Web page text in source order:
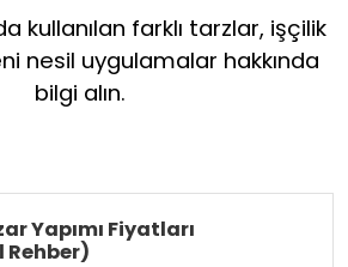
kullanılan farklı tarzlar, işçilik
nesil uygulamalar hakkında
bilgi alın.
Yapımı Fiyatları
Rehber)